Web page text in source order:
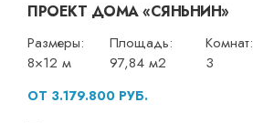
ПРОЕКТ ДОМА «СЯНЬНИН»
Размеры:
8×12 м
Площадь:
97,84 м2
Комнат:
3
ОТ 3.179.800 РУБ.